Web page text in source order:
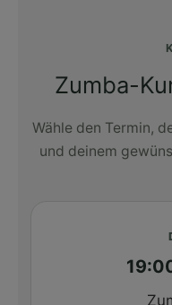
Zumba-
Wähle den Termin,
und deinem